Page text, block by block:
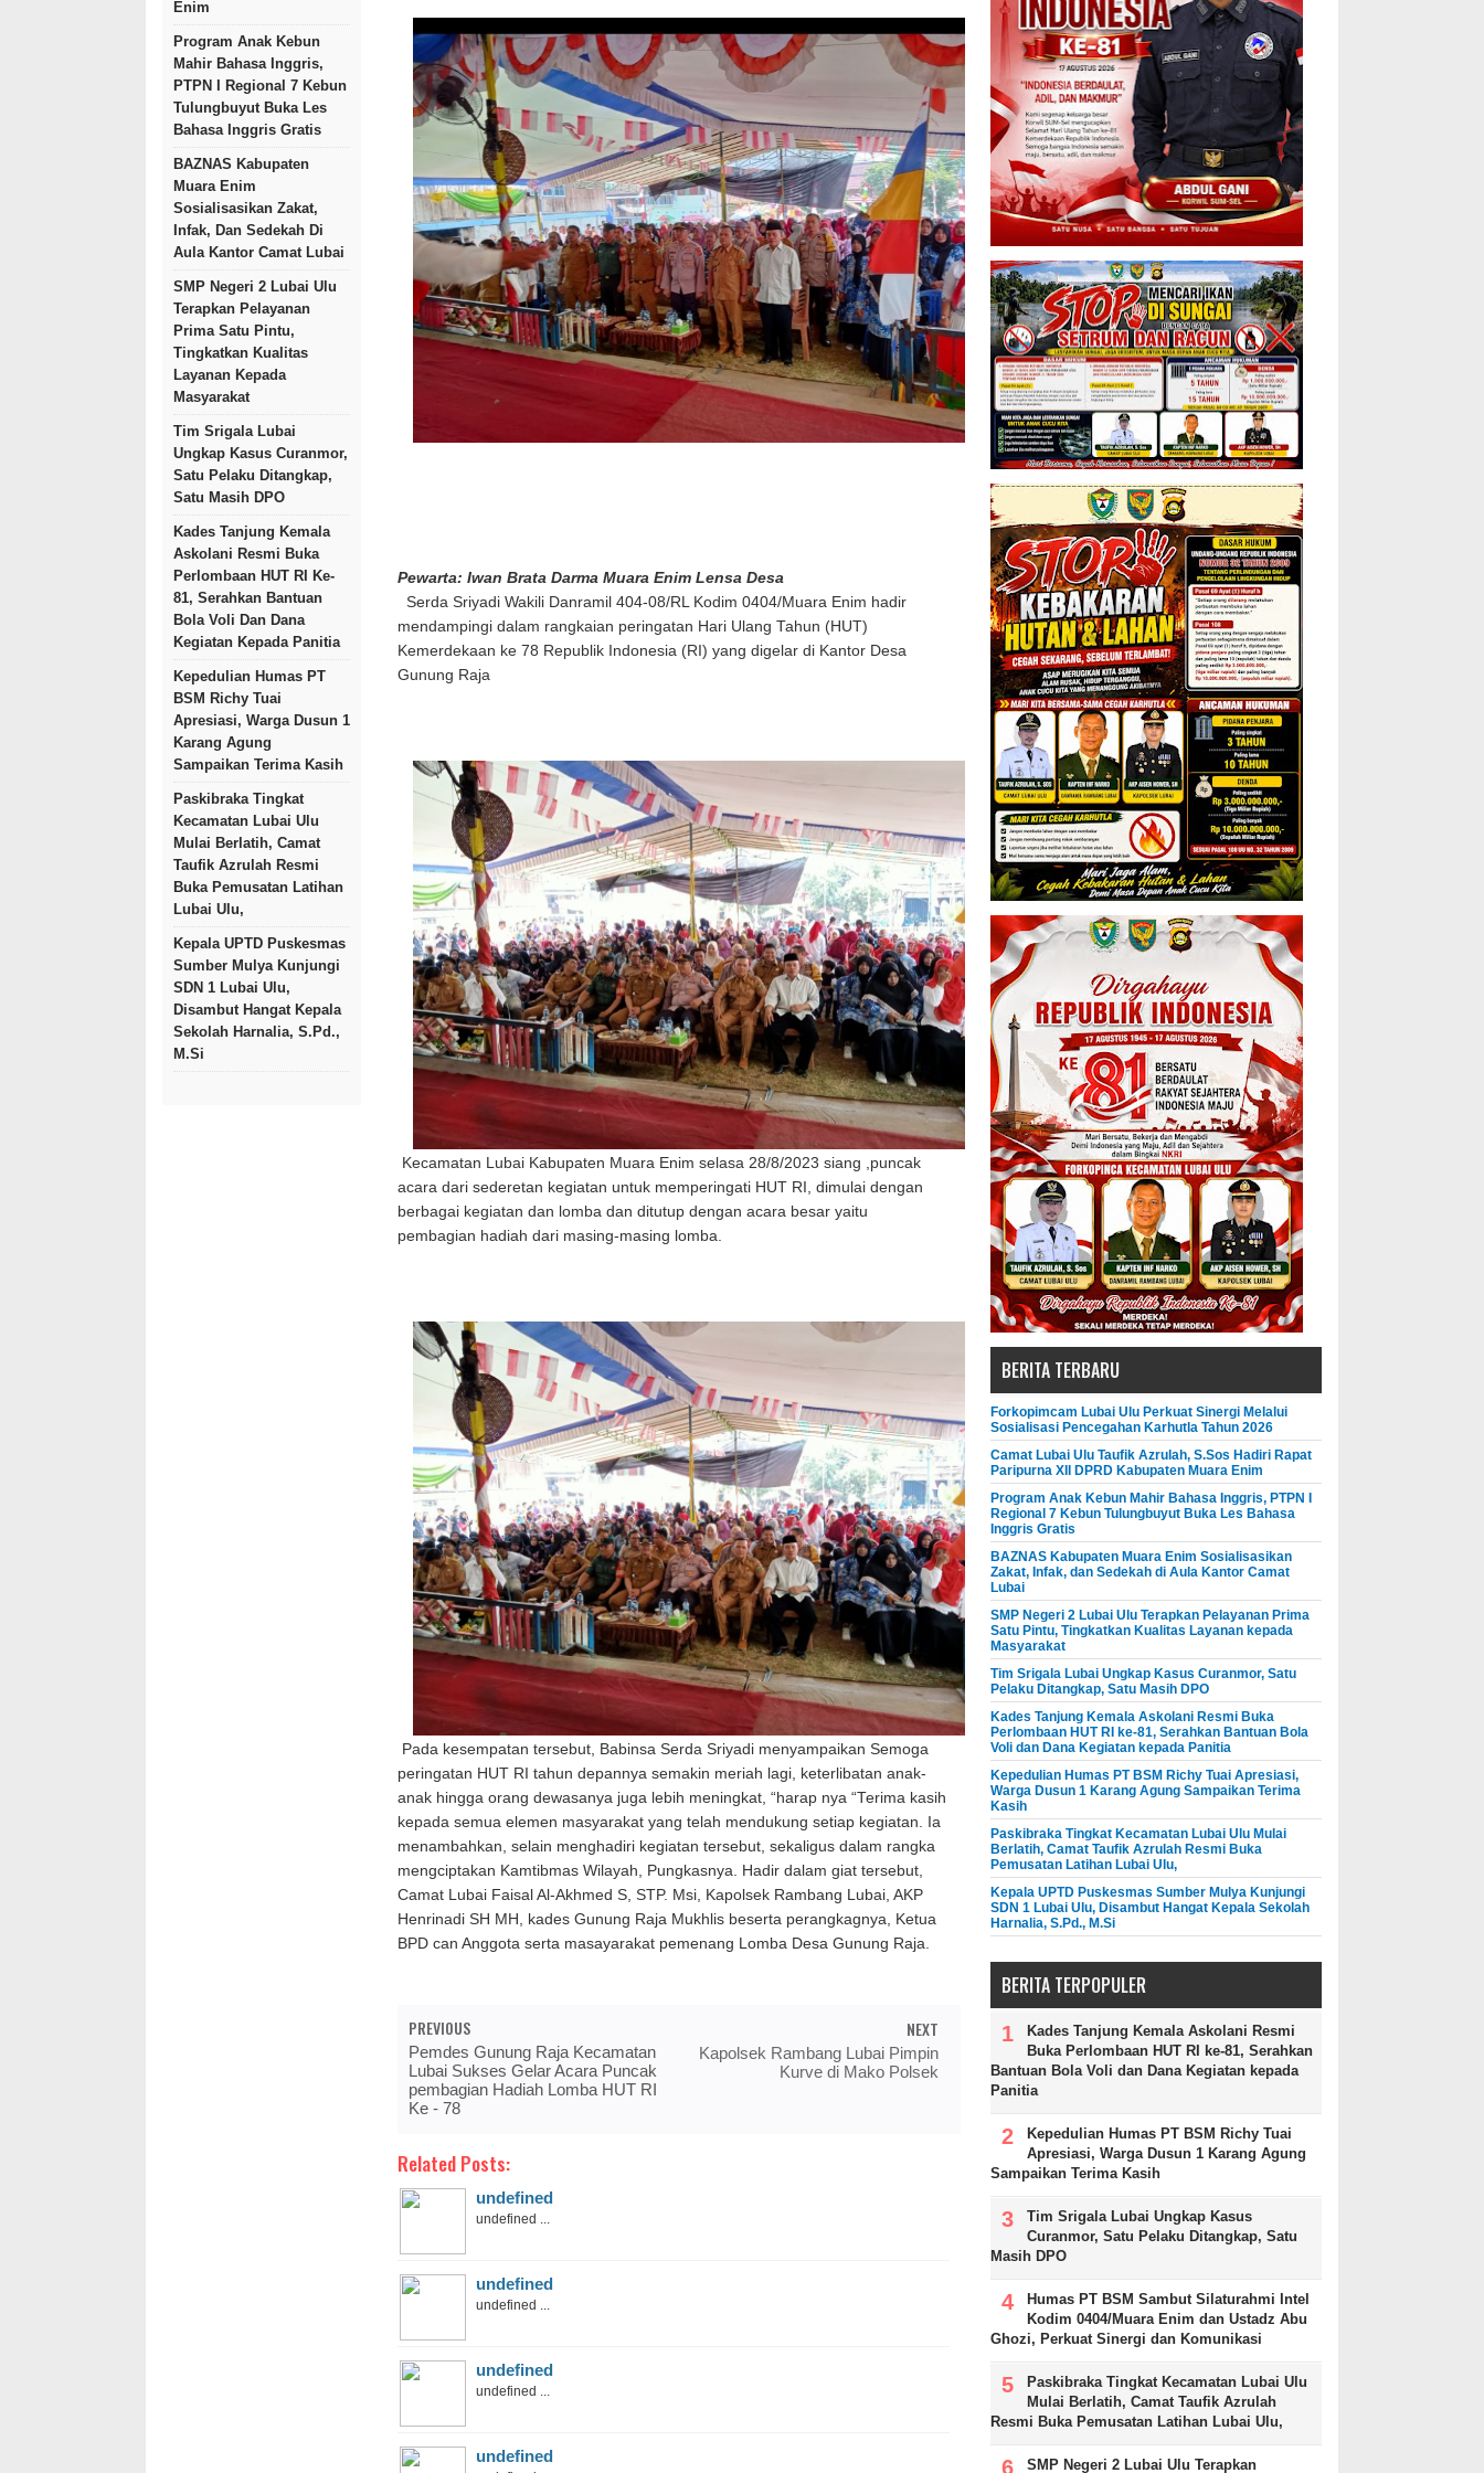
Enim
Program Anak Kebun
Mahir Bahasa Inggris,
PTPN I Regional 7 Kebun
Tulungbuyut Buka Les
Bahasa Inggris Gratis
BAZNAS Kabupaten
Muara Enim
Sosialisasikan Zakat,
Infak, Dan Sedekah Di
Aula Kantor Camat Lubai
SMP Negeri 2 Lubai Ulu
Terapkan Pelayanan
Prima Satu Pintu,
Tingkatkan Kualitas
Layanan Kepada
Masyarakat
Tim Srigala Lubai
Ungkap Kasus Curanmor,
Satu Pelaku Ditangkap,
Satu Masih DPO
Kades Tanjung Kemala
Askolani Resmi Buka
Perlombaan HUT RI Ke-
81, Serahkan Bantuan
Bola Voli Dan Dana
Kegiatan Kepada Panitia
Kepedulian Humas PT
BSM Richy Tuai
Apresiasi, Warga Dusun 1
Karang Agung
Sampaikan Terima Kasih
Paskibraka Tingkat
Kecamatan Lubai Ulu
Mulai Berlatih, Camat
Taufik Azrulah Resmi
Buka Pemusatan Latihan
Lubai Ulu,
Kepala UPTD Puskesmas
Sumber Mulya Kunjungi
SDN 1 Lubai Ulu,
Disambut Hangat Kepala
Sekolah Harnalia, S.Pd.,
M.Si
Pewarta: Iwan Brata Darma Muara Enim Lensa Desa
Serda Sriyadi Wakili Danramil 404-08/RL Kodim 0404/Muara Enim hadir
mendampingi dalam rangkaian peringatan Hari Ulang Tahun (HUT)
Kemerdekaan ke 78 Republik Indonesia (RI) yang digelar di Kantor Desa
Gunung Raja
Kecamatan Lubai Kabupaten Muara Enim selasa 28/8/2023 siang ,puncak
acara dari sederetan kegiatan untuk memperingati HUT RI, dimulai dengan
berbagai kegiatan dan lomba dan ditutup dengan acara besar yaitu
pembagian hadiah dari masing-masing lomba.
Pada kesempatan tersebut, Babinsa Serda Sriyadi menyampaikan Semoga
peringatan HUT RI tahun depannya semakin meriah lagi, keterlibatan anak-
anak hingga orang dewasanya juga lebih meningkat, “harap nya “Terima kasih
kepada semua elemen masyarakat yang telah mendukung setiap kegiatan. Ia
menambahkan, selain menghadiri kegiatan tersebut, sekaligus dalam rangka
mengciptakan Kamtibmas Wilayah, Pungkasnya. Hadir dalam giat tersebut,
Camat Lubai Faisal Al-Akhmed S, STP. Msi, Kapolsek Rambang Lubai, AKP
Henrinadi SH MH, kades Gunung Raja Mukhlis beserta perangkagnya, Ketua
BPD can Anggota serta masayarakat pemenang Lomba Desa Gunung Raja.
PREVIOUS
Pemdes Gunung Raja Kecamatan
Lubai Sukses Gelar Acara Puncak
pembagian Hadiah Lomba HUT RI
Ke - 78
NEXT
Kapolsek Rambang Lubai Pimpin
Kurve di Mako Polsek
Related Posts:
undefined
undefined ...
undefined
undefined ...
undefined
undefined ...
undefined
BERITA TERBARU
Forkopimcam Lubai Ulu Perkuat Sinergi Melalui
Sosialisasi Pencegahan Karhutla Tahun 2026
Camat Lubai Ulu Taufik Azrulah, S.Sos Hadiri Rapat
Paripurna XII DPRD Kabupaten Muara Enim
Program Anak Kebun Mahir Bahasa Inggris, PTPN I
Regional 7 Kebun Tulungbuyut Buka Les Bahasa
Inggris Gratis
BAZNAS Kabupaten Muara Enim Sosialisasikan
Zakat, Infak, dan Sedekah di Aula Kantor Camat
Lubai
SMP Negeri 2 Lubai Ulu Terapkan Pelayanan Prima
Satu Pintu, Tingkatkan Kualitas Layanan kepada
Masyarakat
Tim Srigala Lubai Ungkap Kasus Curanmor, Satu
Pelaku Ditangkap, Satu Masih DPO
Kades Tanjung Kemala Askolani Resmi Buka
Perlombaan HUT RI ke-81, Serahkan Bantuan Bola
Voli dan Dana Kegiatan kepada Panitia
Kepedulian Humas PT BSM Richy Tuai Apresiasi,
Warga Dusun 1 Karang Agung Sampaikan Terima
Kasih
Paskibraka Tingkat Kecamatan Lubai Ulu Mulai
Berlatih, Camat Taufik Azrulah Resmi Buka
Pemusatan Latihan Lubai Ulu,
Kepala UPTD Puskesmas Sumber Mulya Kunjungi
SDN 1 Lubai Ulu, Disambut Hangat Kepala Sekolah
Harnalia, S.Pd., M.Si
BERITA TERPOPULER
Kades Tanjung Kemala Askolani Resmi
Buka Perlombaan HUT RI ke-81, Serahkan
Bantuan Bola Voli dan Dana Kegiatan kepada
Panitia
Kepedulian Humas PT BSM Richy Tuai
Apresiasi, Warga Dusun 1 Karang Agung
Sampaikan Terima Kasih
Tim Srigala Lubai Ungkap Kasus
Curanmor, Satu Pelaku Ditangkap, Satu
Masih DPO
Humas PT BSM Sambut Silaturahmi Intel
Kodim 0404/Muara Enim dan Ustadz Abu
Ghozi, Perkuat Sinergi dan Komunikasi
Paskibraka Tingkat Kecamatan Lubai Ulu
Mulai Berlatih, Camat Taufik Azrulah
Resmi Buka Pemusatan Latihan Lubai Ulu,
SMP Negeri 2 Lubai Ulu Terapkan